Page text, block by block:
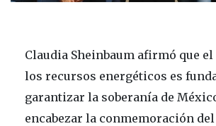
Claudia Sheinbaum afirmó que
los recursos energéticos es
garantizar la soberanía de
encabezar la conmemoración del